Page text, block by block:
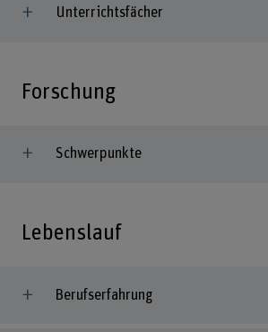
Unterrichtsfächer
Forschung
Schwerpunkte
Lebenslauf
Berufserfahrung